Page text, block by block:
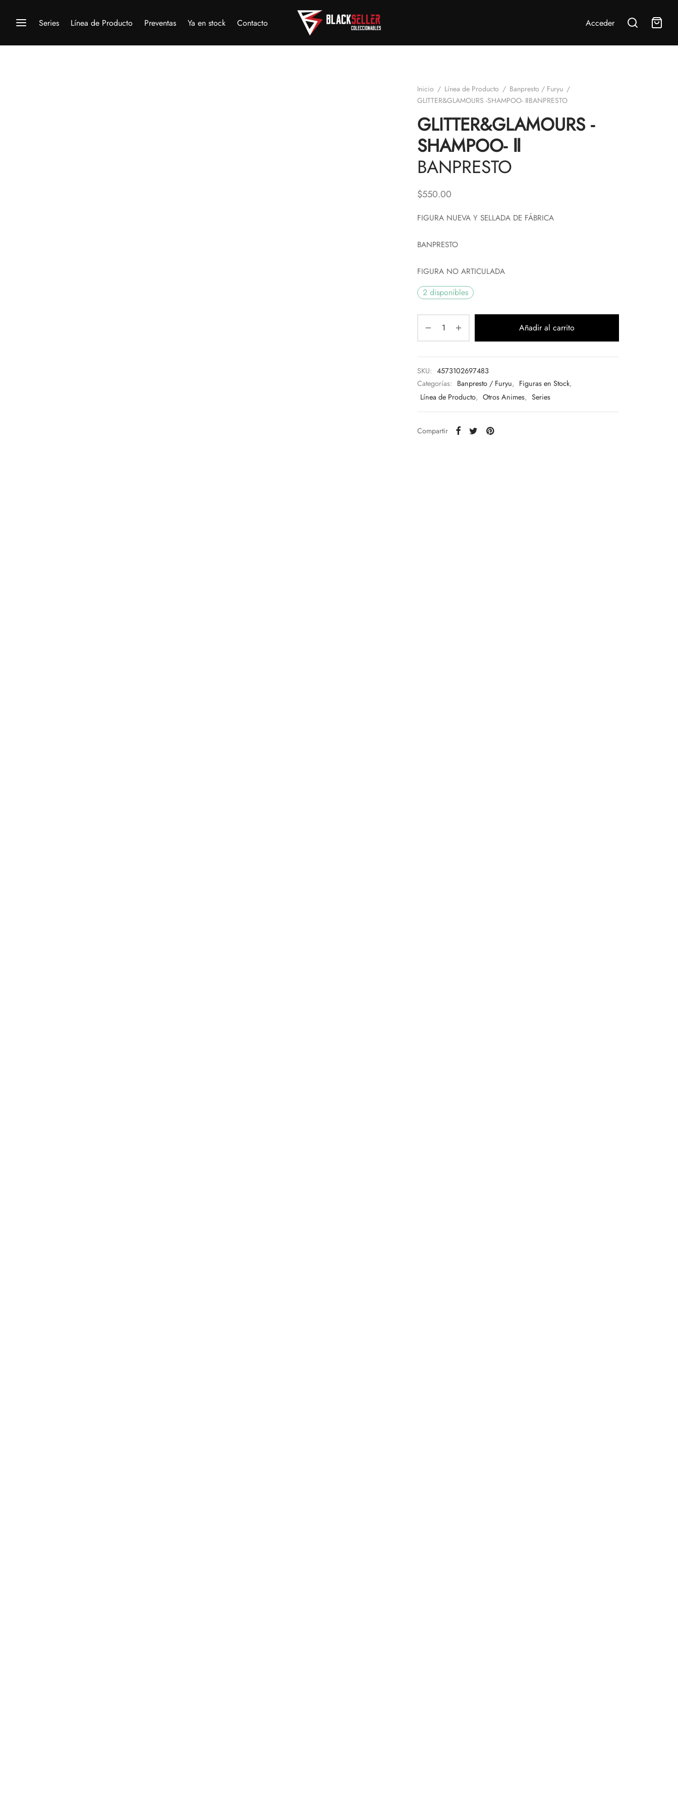
Series Línea de Producto Preventas Ya en stock Contacto Acceder
Inicio / Línea de Producto / Banpresto / Furyu /
GLITTER&GLAMOURS -SHAMPOO- ⅡBANPRESTO
GLITTER&GLAMOURS -
SHAMPOO- Ⅱ
BANPRESTO
$550.00
FIGURA NUEVA Y SELLADA DE FÁBRICA
BANPRESTO
FIGURA NO ARTICULADA
2 disponibles
Añadir al carrito
SKU: 4573102697483
Categorías: Banpresto / Furyu, Figuras en Stock,
Línea de Producto, Otros Animes, Series
Compartir